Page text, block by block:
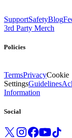
SupportSafetyBlog
3rd Party Merch
Policies
TermsPrivacyCookie
SettingsGuidelines
Information
Social